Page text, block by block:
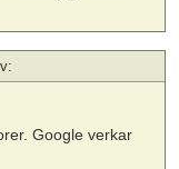
Google verkar